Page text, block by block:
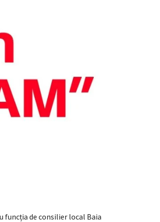
funcția de consilier local Baia